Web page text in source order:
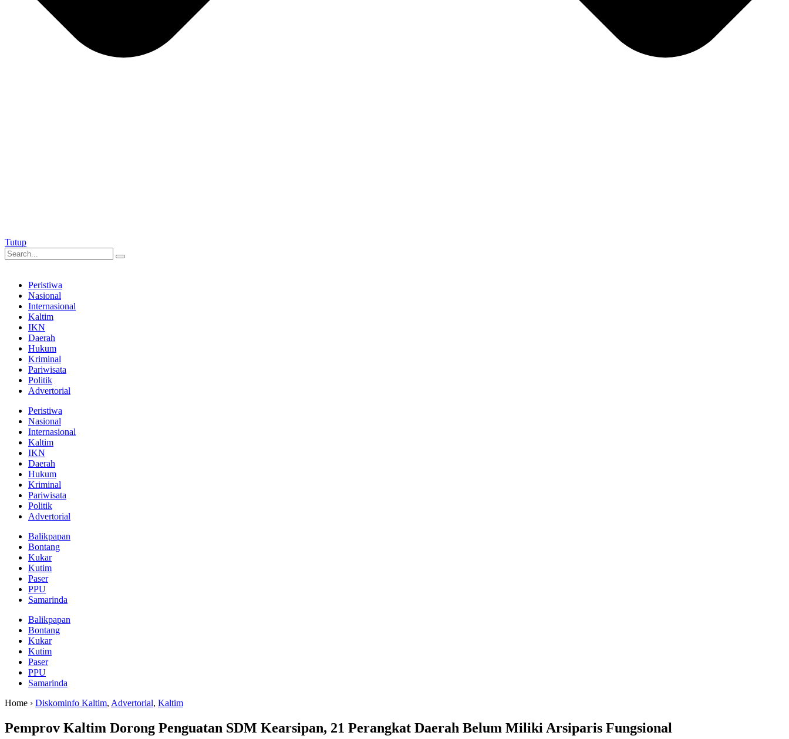
Tutup
Peristiwa
Nasional
Internasional
Kaltim
IKN
Daerah
Hukum
Kriminal
Pariwisata
Politik
Advertorial
Peristiwa
Nasional
Internasional
Kaltim
IKN
Daerah
Hukum
Kriminal
Pariwisata
Politik
Advertorial
Balikpapan
Bontang
Kukar
Kutim
Paser
PPU
Samarinda
Balikpapan
Bontang
Kukar
Kutim
Paser
PPU
Samarinda
Home › Diskominfo Kaltim, Advertorial, Kaltim
Pemprov Kaltim Dorong Penguatan SDM Kearsipan, 21 Perangkat Daerah Belum Miliki Arsiparis Fungsional